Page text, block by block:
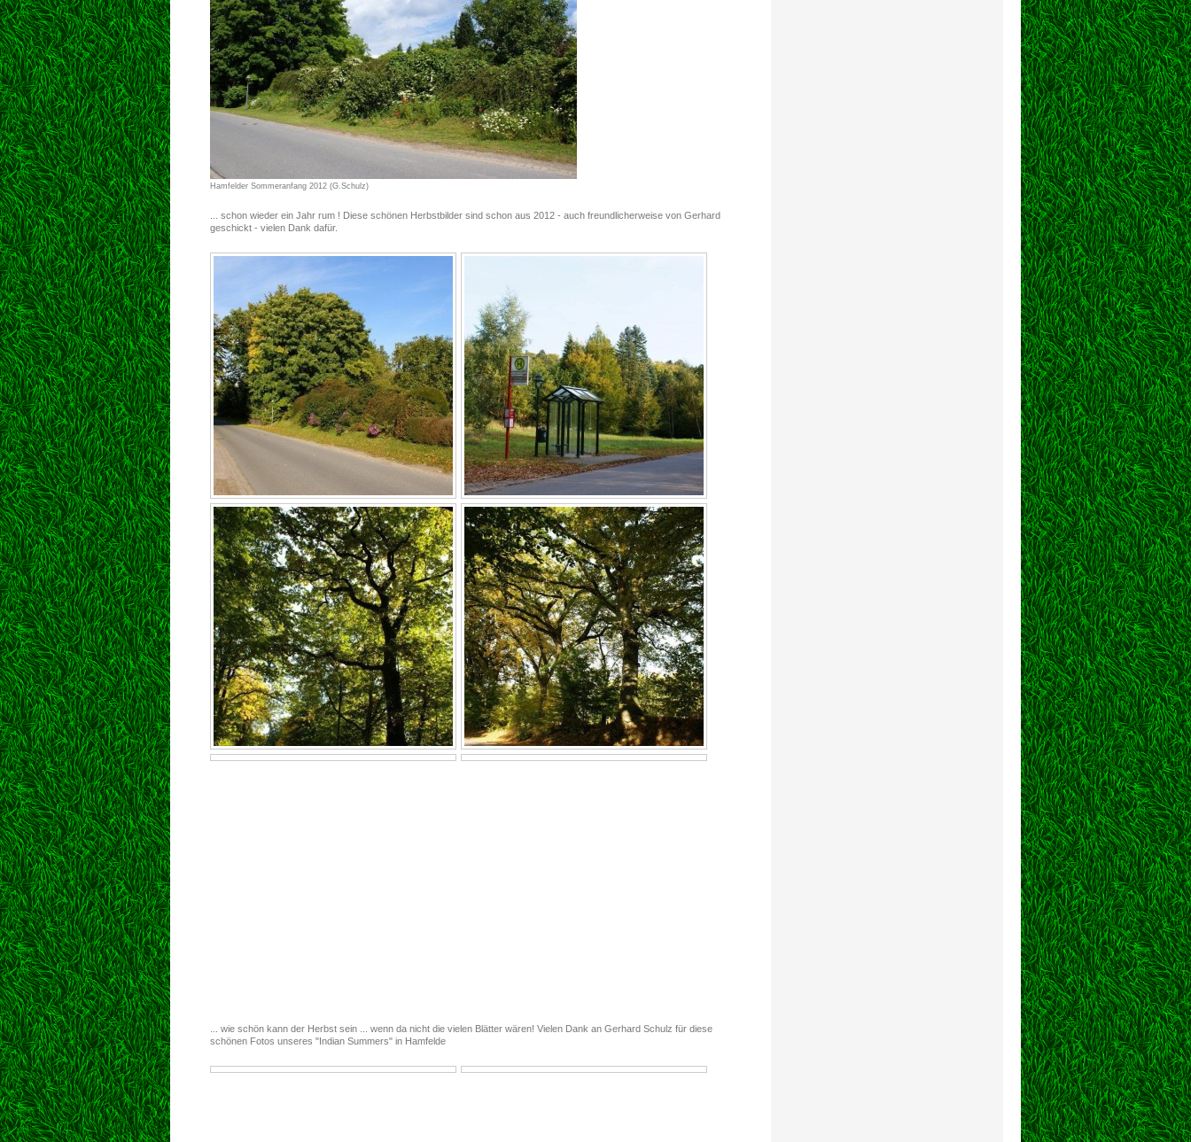
Hamfelder Sommeranfang 2012 (G.Schulz)
... schon wieder ein Jahr rum ! Diese schönen Herbstbilder sind schon aus 2012 - auch freundlicherweise von Gerhard
geschickt - vielen Dank dafür.
... wie schön kann der Herbst sein ... wenn da nicht die vielen Blätter wären! Vielen Dank an Gerhard Schulz für diese
schönen Fotos unseres "Indian Summers" in Hamfelde